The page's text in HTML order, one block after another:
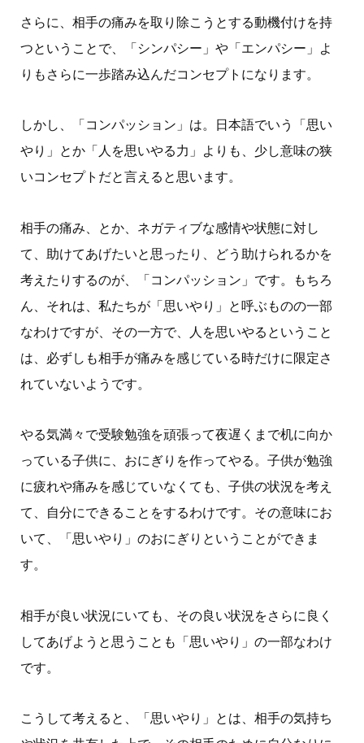
さらに、相手の痛みを取り除こうとする動機付けを持
つということで、「シンパシー」や「エンパシー」よ
りもさらに一歩踏み込んだコンセプトになります。
しかし、「コンパッション」は。日本語でいう「思い
やり」とか「人を思いやる力」よりも、少し意味の狭
いコンセプトだと言えると思います。
相手の痛み、とか、ネガティブな感情や状態に対し
て、助けてあげたいと思ったり、どう助けられるかを
考えたりするのが、「コンパッション」です。もちろ
ん、それは、私たちが「思いやり」と呼ぶものの一部
なわけですが、その一方で、人を思いやるということ
は、必ずしも相手が痛みを感じている時だけに限定さ
れていないようです。
やる気満々で受験勉強を頑張って夜遅くまで机に向か
っている子供に、おにぎりを作ってやる。子供が勉強
に疲れや痛みを感じていなくても、子供の状況を考え
て、自分にできることをするわけです。その意味にお
いて、「思いやり」のおにぎりということができま
す。
相手が良い状況にいても、その良い状況をさらに良く
してあげようと思うことも「思いやり」の一部なわけ
です。
こうして考えると、「思いやり」とは、相手の気持ち